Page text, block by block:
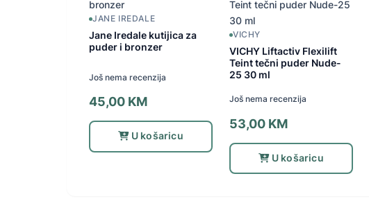
JANE IREDALE
Jane Iredale kutijica za
puder i bronzer
Još nema recenzija
45,00 KM
U košaricu
VICHY
VICHY Liftactiv Flexilift
Teint tečni puder Nude-
25 30 ml
Još nema recenzija
53,00 KM
U košaricu